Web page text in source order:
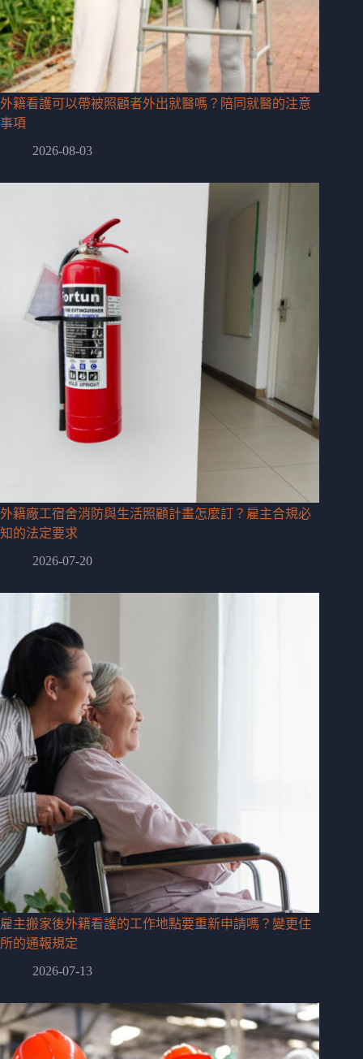
外籍看護可以帶被照顧者外出就醫嗎？陪同就醫的注意
事項
2026-08-03
外籍廠工宿舍消防與生活照顧計畫怎麼訂？雇主合規必
知的法定要求
2026-07-20
雇主搬家後外籍看護的工作地點要重新申請嗎？變更住
所的通報規定
2026-07-13